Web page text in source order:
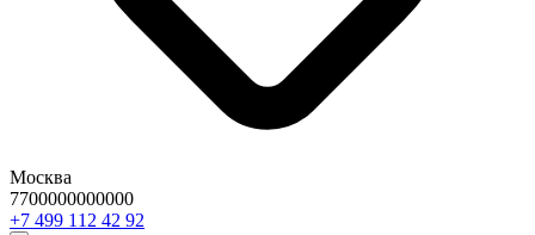
Москва
7700000000000
29 24 211 994 7+